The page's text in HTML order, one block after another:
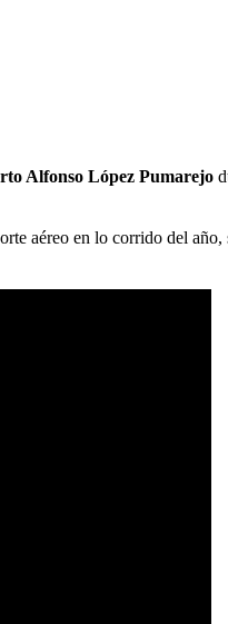
Alfonso López Pumarejo
aéreo en lo corrido del